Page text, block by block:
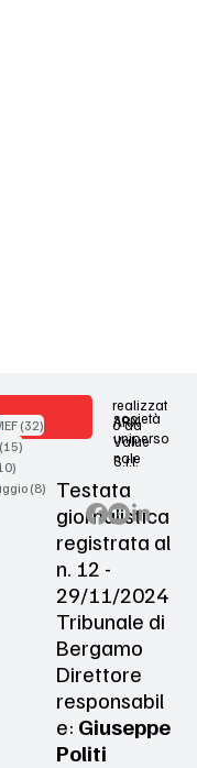
realizzat
o da
società
uniperso
nale
ARX
Value
S.r.l.
Testata
giornalistica
registrata al
n. 12 -
29/11/2024
Tribunale di
Bergamo
Direttore
responsabil
e: Giuseppe
Politi
post(32)32 post
(15)15 post
10 post
(8)8 post